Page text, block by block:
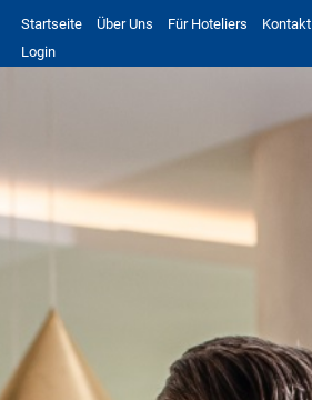
Startseite Über Uns Für Hoteliers
Kontakt
Login